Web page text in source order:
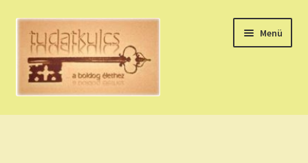
Ugrás
navigációhoz
Kilépés
tartalomba
Menü
HÚZZ EGY KÁRTYÁT!